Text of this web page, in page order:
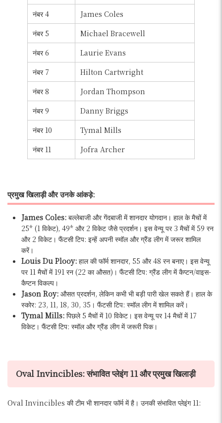
नंबर 4
James Coles
नंबर 5
Michael Bracewell
नंबर 6
Laurie Evans
नंबर 7
Hilton Cartwright
नंबर 8
Jordan Thompson
नंबर 9
Danny Briggs
नंबर 10
Tymal Mills
नंबर 11
Jofra Archer
प्रमुख खिलाड़ी और उनके आंकड़े:
James Coles: बल्लेबाजी और गेंदबाजी में शानदार योगदान। हाल के मैचों में
25* (1 विकेट), 49* और 2 विकेट जैसे प्रदर्शन। इस वेन्यू पर 3 मैचों में 59 रन
और 2 विकेट। फैंटसी टिप: इन्हें अपनी स्मॉल और ग्रैंड लीग में जरूर शामिल
करें।
Louis Du Plooy: हाल की फॉर्म शानदार, 55 और 48 रन बनाए। इस वेन्यू
पर 11 मैचों में 191 रन (22 का औसत)। फैंटसी टिप: ग्रैंड लीग में कैप्टन/वाइस-
कैप्टन विकल्प।
Jason Roy: औसत प्रदर्शन, लेकिन कभी भी बड़ी पारी खेल सकते हैं। हाल के
स्कोर: 23, 11, 18, 30, 35। फैंटसी टिप: स्मॉल लीग में शामिल करें।
Tymal Mills: पिछले 5 मैचों में 10 विकेट। इस वेन्यू पर 14 मैचों में 17
विकेट। फैंटसी टिप: स्मॉल और ग्रैंड लीग में जरूरी पिक।
Oval Invincibles: संभावित प्लेइंग 11 और प्रमुख खिलाड़ी
Oval Invincibles की टीम भी शानदार फॉर्म में है। उनकी संभावित प्लेइंग 11: